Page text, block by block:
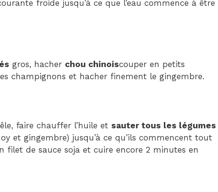
froide jusqu’à ce que l’eau commence à être
gros, hacher chou chinoiscouper en petits
champignons et hacher finement le gingembre.
faire chauffer l’huile et sauter tous les légumes
et gingembre) jusqu’à ce qu’ils commencent tout
filet de sauce soja et cuire encore 2 minutes en